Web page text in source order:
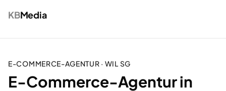
KBMedia
E-COMMERCE-AGENTUR · WIL SG
E-Commerce-Agentur in